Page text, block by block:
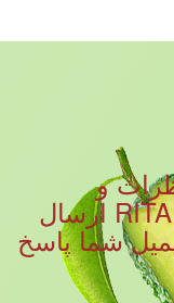
و
سوالات خود را به نوشیدنی RITA ارسال
شما پاسخ